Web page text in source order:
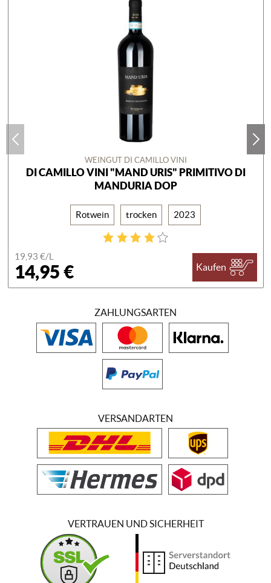
WEINGUT DI CAMILLO VINI
DI CAMILLO VINI "MAND URIS" PRIMITIVO DI
MANDURIA DOP
Rotwein trocken 2023
19,93 €/L
14,95 € Kaufen
ZAHLUNGSARTEN
VERSANDARTEN
VERTRAUEN UND SICHERHEIT